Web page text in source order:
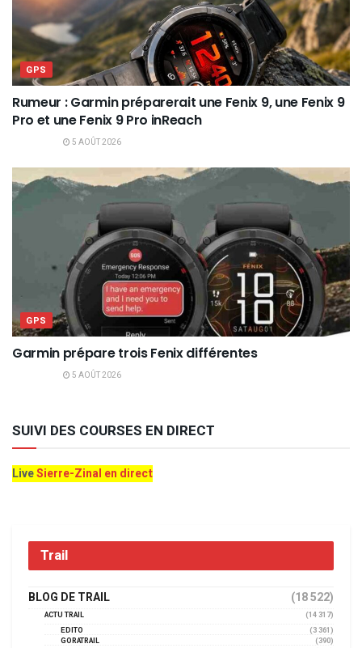
GPS
Rumeur : Garmin préparerait une Fenix 9, une Fenix 9
Pro et une Fenix 9 Pro inReach
5 AOÛT 2026
GPS
Garmin prépare trois Fenix différentes
5 AOÛT 2026
SUIVI DES COURSES EN DIRECT
LiveSierre-Zinal en direct
Trail
BLOG DE TRAIL (18 522)
ACTU TRAIL
(14 317)
EDITO
(3 361)
GORATRAIL
(390)